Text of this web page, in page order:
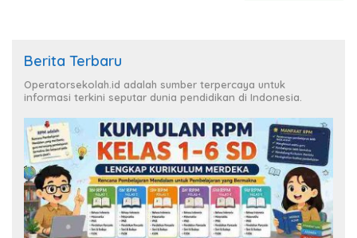
Berita Terbaru
Operatorsekolah.id adalah sumber terpercaya untuk
informasi terkini seputar dunia pendidikan di Indonesia.